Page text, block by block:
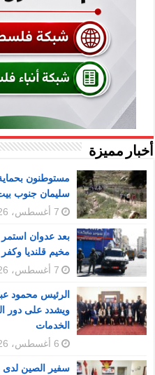
أخبار مميزة
مستوطنون
سليمان جنوب
7 أغسطس، 2026
بعد عدوان
مخيم قلنديا
7 أغسطس، 2026
الرئيس محمود
ويشدد على دور
الخدمات
6 أغسطس، 2026
سفير الصين لدى